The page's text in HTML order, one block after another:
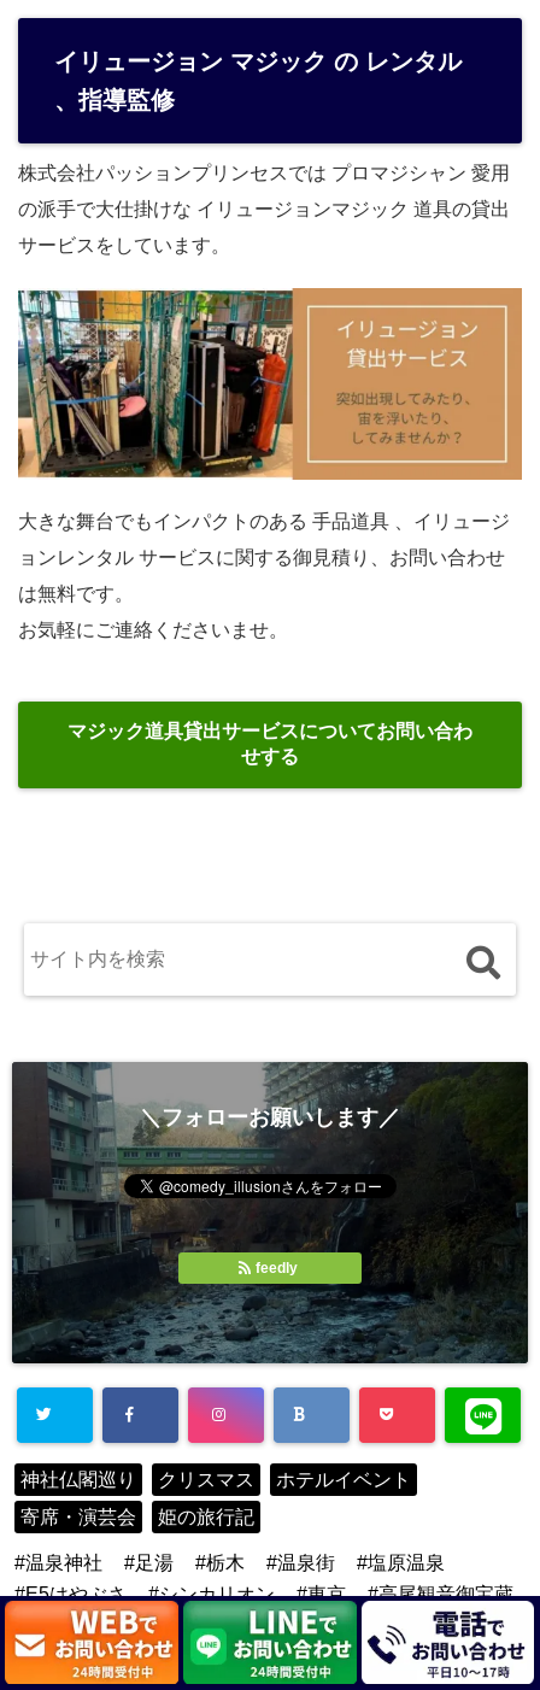
イリュージョン マジック の レンタル
、指導監修
株式会社パッションプリンセスでは プロマジシャン 愛用
の派手で大仕掛けな イリュージョンマジック 道具の貸出
サービスをしています。
大きな舞台でもインパクトのある 手品道具 、イリュージ
ョンレンタル サービスに関する御見積り、お問い合わせ
は無料です。
お気軽にご連絡くださいませ。
マジック道具貸出サービスについてお問い合わ
せする
＼フォローお願いします／
feedly
神社仏閣巡り クリスマス
ホテルイベント
寄席・演芸会
姫の旅行記
温泉神社 足湯 栃木 温泉街
塩原温泉
E5はやぶさ
シンカリオン 東京
高尾観音御宝蔵
両国寄席
若返りの館
お江戸両国亭
ホテルニュー塩原
那須塩原 大江戸温泉物語